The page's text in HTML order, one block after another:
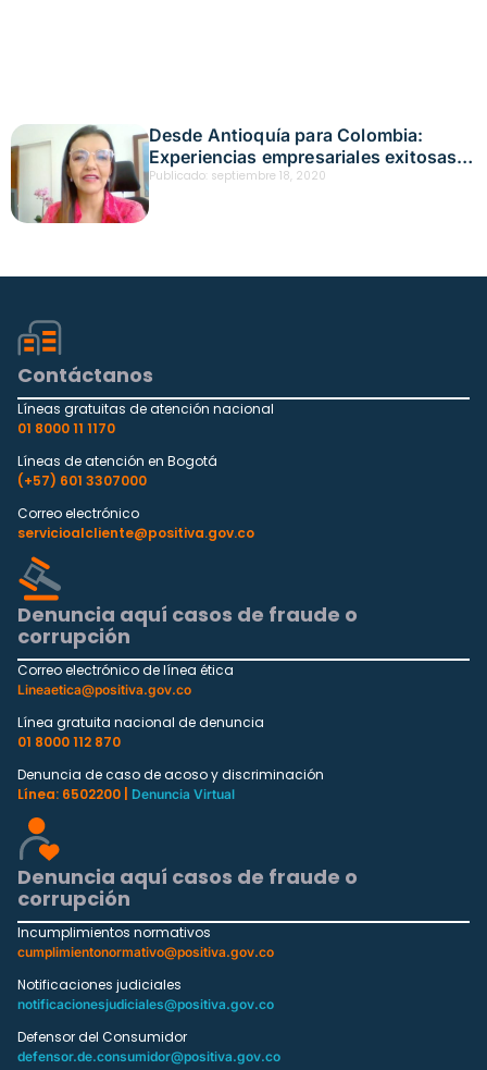
Desde Antioquía para Colombia:
Experiencias empresariales exitosas
en tiempos de pandemia
Publicado: septiembre 18, 2020
Contáctanos
Líneas gratuitas de atención nacional
01 8000 11 1170
Líneas de atención en Bogotá
(+57) 601 3307000
Correo electrónico
servicioalcliente@positiva.gov.co
Denuncia aquí casos de fraude o
corrupción
Correo electrónico de línea ética
Lineaetica@positiva.gov.co
Línea gratuita nacional de denuncia
01 8000 112 870
Denuncia de caso de acoso y discriminación
Línea: 6502200 |
Denuncia Virtual
Denuncia aquí casos de fraude o
corrupción
Incumplimientos normativos
cumplimientonormativo@positiva.gov.co
Notificaciones judiciales
notificacionesjudiciales@positiva.gov.co
Defensor del Consumidor
defensor.de.consumidor@positiva.gov.co